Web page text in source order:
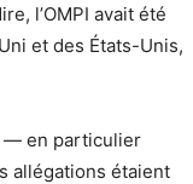
l’OMPI avait été
et des États-Unis,
— en particulier
allégations étaient